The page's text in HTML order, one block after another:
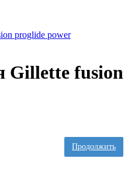
proglide power
Gillette fusion
Продолжить